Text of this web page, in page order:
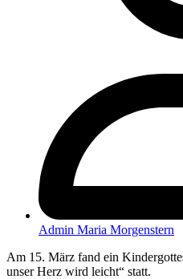
Admin Maria Morgenstern
Am 15. März fand ein
unser Herz wird leicht“ statt.